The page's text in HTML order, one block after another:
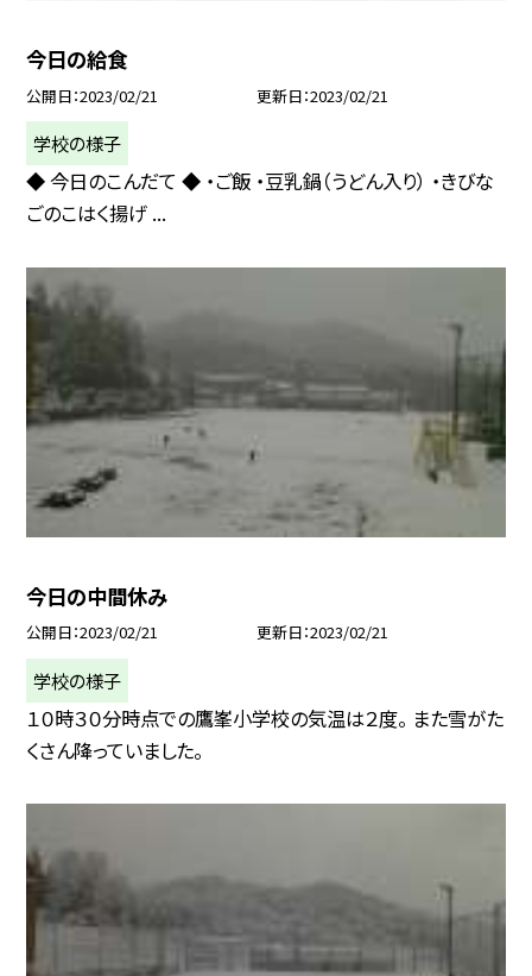
今日の給食
公開日 2023/02/21 更新日 2023/02/21
学校の様子
◆ 今日のこんだて ◆ ・ご飯 ・豆乳鍋（うどん入り） ・きびな
ごのこはく揚げ ...
今日の中間休み
公開日 2023/02/21 更新日 2023/02/21
学校の様子
１０時３０分時点での鷹峯小学校の気温は２度。 また雪がた
くさん降っていました。